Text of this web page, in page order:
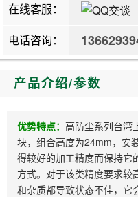
在线客服：
电话咨询：
产品介绍/参数
优势特点： 高防尘系列台湾
块，组合高度为24mm，安
得较好的加工精度而保持它
方式。对于该类精度要求较
和杂质都导致状态不佳，它